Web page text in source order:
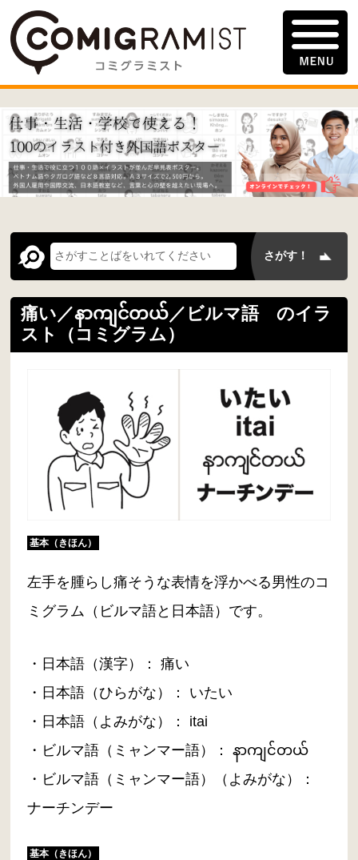
痛い／နာကျင်တယ်／ビルマ語 のイラ
スト（コミグラム）
基本（きほん）
左手を腫らし痛そうな表情を浮かべる男性のコ
ミグラム（ビルマ語と日本語）です。
・日本語（漢字）： 痛い
・日本語（ひらがな）： いたい
・日本語（よみがな）： itai
・ビルマ語（ミャンマー語）： နာကျင်တယ်
・ビルマ語（ミャンマー語）（よみがな）：
ナーチンデー
基本（きほん）